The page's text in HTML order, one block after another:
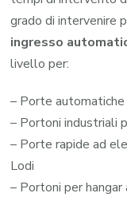
grado di intervenire
ingresso
livello per:
– Porte
– Portoni industriali
– Porte rapide ad
Lodi
– Portoni per hangar